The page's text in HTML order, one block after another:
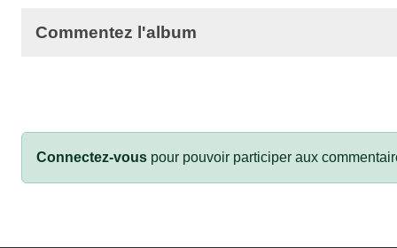
Commentez l'album
Connectez-vous pour pouvoir participer aux